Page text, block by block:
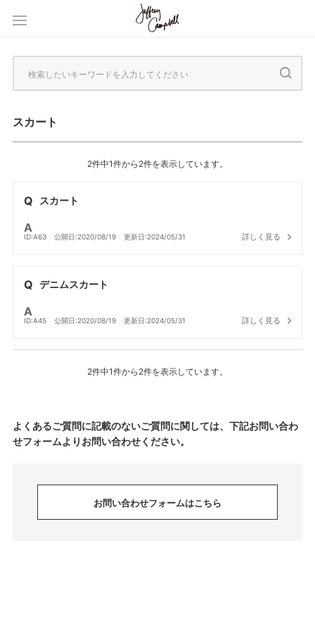
スカート
2件中1件から2件を表示しています。
スカート
ID:A63 公開日:2020/08/19 更新日:2024/05/31 詳しく見る
デニムスカート
ID:A45 公開日:2020/08/19 更新日:2024/05/31 詳しく見る
2件中1件から2件を表示しています。
よくあるご質問に記載のないご質問に関しては、下記お問い合わ
せフォームよりお問い合わせください。
お問い合わせフォームはこちら